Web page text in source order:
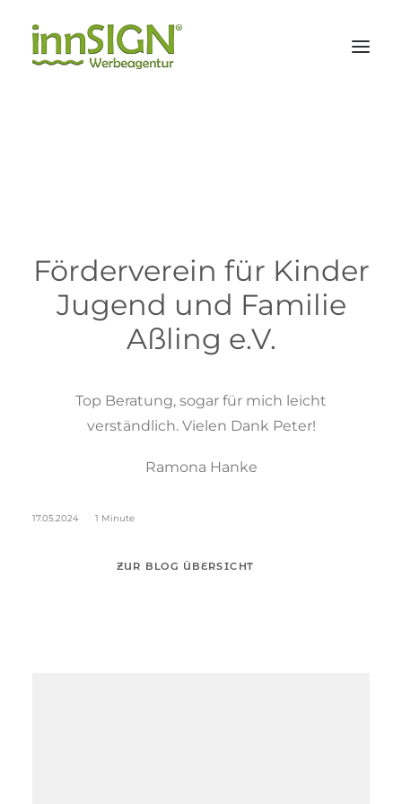
KONTAKT
Suche
Förderverein für Kinder
Jugend und Familie
Aßling e.V.
Top Beratung, sogar für mich leicht
verständlich. Vielen Dank Peter!
Ramona Hanke
17.05.2024 1 Minute
ZUR BLOG ÜBERSICHT